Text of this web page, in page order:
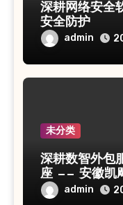
深耕网络安全
安全防护
admin
未分类
深耕数智外包
座 —— 安徽凯
admin